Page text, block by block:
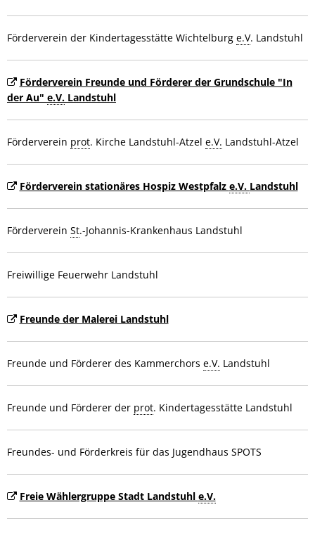
Förderverein der Kindertagesstätte Wichtelburg e.V. Landstuhl
Förderverein Freunde und Förderer der Grundschule "In
der Au" e.V. Landstuhl
Förderverein prot. Kirche Landstuhl-Atzel e.V. Landstuhl-Atzel
Förderverein stationäres Hospiz Westpfalz e.V. Landstuhl
Förderverein St.-Johannis-Krankenhaus Landstuhl
Freiwillige Feuerwehr Landstuhl
Freunde der Malerei Landstuhl
Freunde und Förderer des Kammerchors e.V. Landstuhl
Freunde und Förderer der prot. Kindertagesstätte Landstuhl
Freundes- und Förderkreis für das Jugendhaus SPOTS
Freie Wählergruppe Stadt Landstuhl e.V.